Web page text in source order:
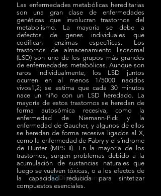
Las enfermedades metabólicas hereditarias
son una gran clase de enfermedades
genéticas que involucran trastornos del
metabolismo. La mayoría se debe a
defectos de genes individuales que
codifican enzimas específicas. Los
trastornos de almacenamiento lisosomal
(LSD) son uno de los grupos más grandes
de enfermedades metabólicas. Aunque son
raros individualmente, los LSD juntos
ocurren en al menos 1/5000 nacidos
vivos1,2; se estima que cada 30 minutos
nace un niño con un LSD heredado. La
mayoría de estos trastornos se heredan de
forma autosómica recesiva, como la
enfermedad de Niemann-Pick y la
enfermedad de Gaucher, y algunos de ellos
se heredan de forma recesiva ligados al X,
como la enfermedad de Fabry y el síndrome
de Hunter (MPS II). En la mayoría de los
trastornos, surgen problemas debido a la
acumulación de sustancias naturales que
luego se vuelven tóxicas, o a los efectos de
la capacidad reducida para sintetizar
compuestos esenciales.